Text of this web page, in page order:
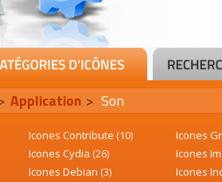
Application > Son
Icones Contribute (10)
Icones Cydia (26)
Icones Debian (3)
Icones
Icones
Icones